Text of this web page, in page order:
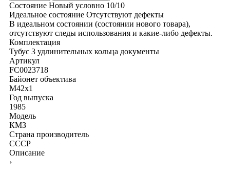
Состояние Новый условно 10/10
Идеальное состояние Отсутствуют дефекты
В идеальном состоянии (состоянии нового товара),
отсутствуют следы использования и какие-либо дефекты.
Комплектация
Тубус 3 удлинительных кольца документы
Артикул
FC0023718
Байонет объектива
M42x1
Год выпуска
1985
Модель
КМЗ
Страна производитель
СССР
Описание
›